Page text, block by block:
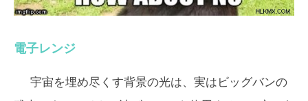
電子レンジ
宇宙を埋め尽くす背景の光は、実はビッグバンの